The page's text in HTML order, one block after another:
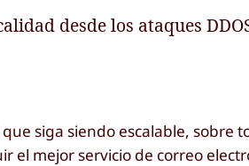
desde los ataques
siga siendo escalable, sobre
el mejor servicio de correo